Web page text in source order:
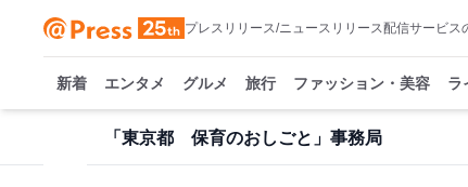
プレスリリース/ニュースリリース配信サービス
新着 エンタメ グルメ 旅行 ファッション・美容 ラ
「東京都 保育のおしごと」事務局